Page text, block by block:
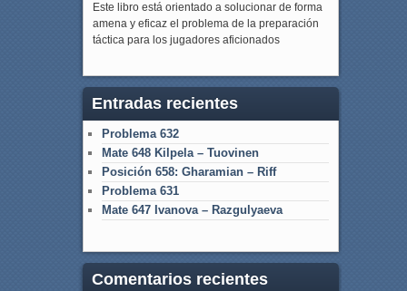
Este libro está orientado a solucionar de forma
amena y eficaz el problema de la preparación
táctica para los jugadores aficionados
Entradas recientes
Problema 632
Mate 648 Kilpela – Tuovinen
Posición 658: Gharamian – Riff
Problema 631
Mate 647 Ivanova – Razgulyaeva
Comentarios recientes